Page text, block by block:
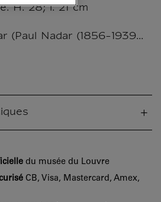
H. 28; l. 21 cm
(Paul Nadar (1856-1939...
du musée du Louvre
CB, Visa, Mastercard, Amex,